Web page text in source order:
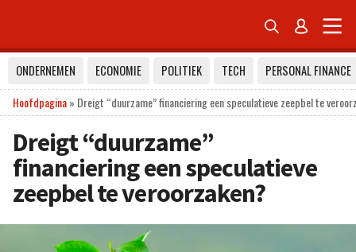
 
ONDERNEMEN ECONOMIE POLITIEK TECH
PERSONAL FINANCE
Hoofdpagina» Dreigt “duurzame” financiering een speculatieve zeepbel te
Dreigt “duurzame”
financiering een speculatieve
zeepbel te veroorzaken?